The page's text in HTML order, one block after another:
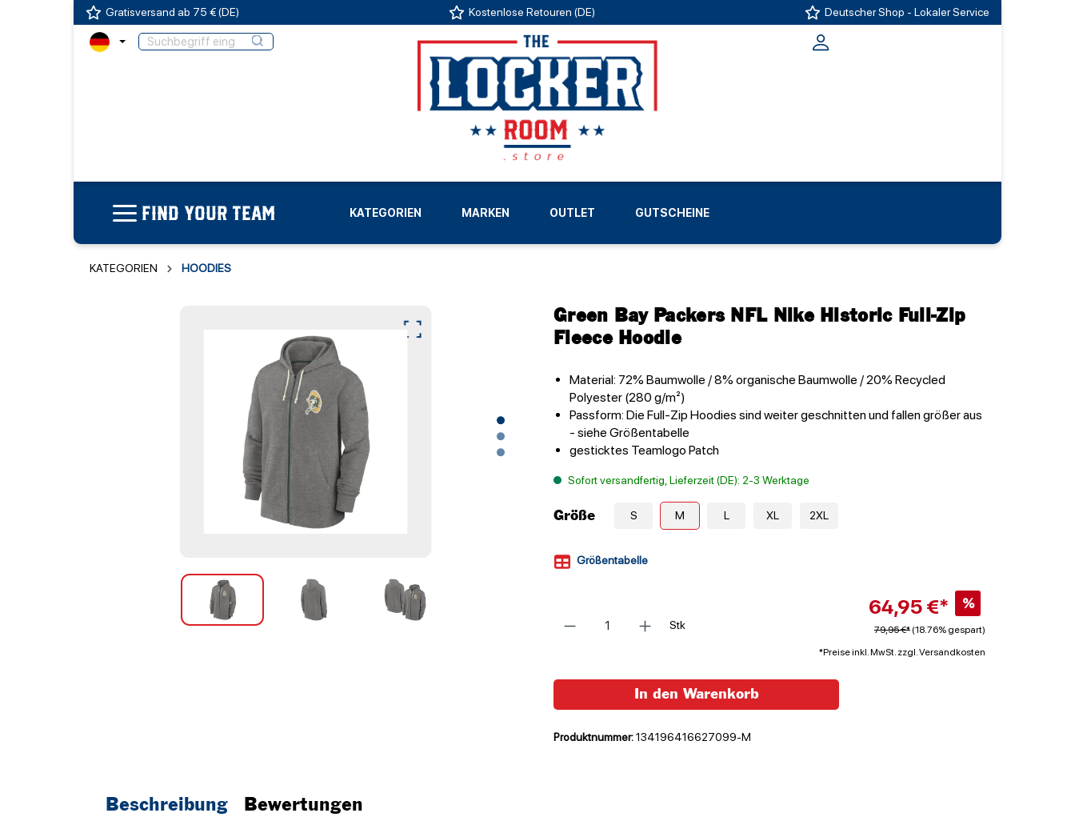
Gratisversand ab 75 € (DE) Kostenlose Retouren (DE) Deutscher Shop - Lokaler Service
FIND YOUR TEAM KATEGORIEN MARKEN
LIGEN
OUTLET GUTSCHEINE
KATEGORIEN HOODIES
Green Bay Packers NFL Nike Historic Full-Zip
Fleece Hoodie
Material: 72% Baumwolle / 8% organische Baumwolle / 20% Recycled
Polyester (280 g/m²)
Passform: Die Full-Zip Hoodies sind weiter geschnitten und fallen größer aus
- siehe Größentabelle
gesticktes Teamlogo Patch
Sofort versandfertig, Lieferzeit (DE): 2-3 Werktage
Größe S M L XL 2XL
Größentabelle
Stk
64,95 €* %
79,95 €* (18.76% gespart)
*Preise inkl. MwSt. zzgl. Versandkosten
In den Warenkorb
Produktnummer:134196416627099-M
Beschreibung Bewertungen